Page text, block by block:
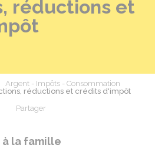
réductions et
Argent - Impôts - Consommation
réductions et crédits d'impôt
Partager
à la famille